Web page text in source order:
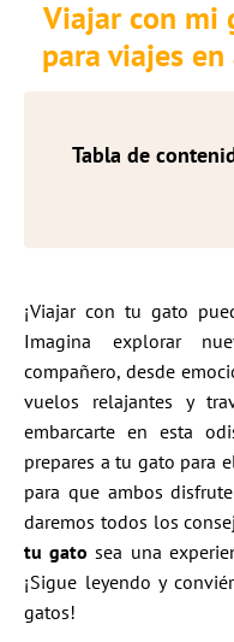
Viajar con mi
para viajes
Tabla de
¡Viajar con tu gato
Imagina explorar
compañero, desde
vuelos relajantes y
embarcarte en esta
prepares a tu gato para
para que ambos
daremos todos los
tu gato sea una
¡Sigue leyendo y
gatos!